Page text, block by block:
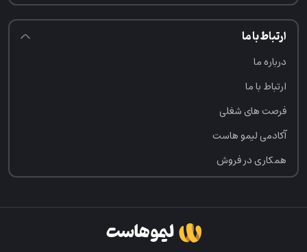
ارتباط با ما
درباره ما
ارتباط با ما
فرصت‌ های شغلی
آکادمی لیمو هاست
همکاری در فروش